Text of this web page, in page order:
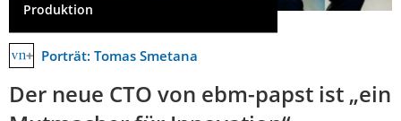
Produktion
Porträt: Tomas Smetana
Der neue CTO von ebm-papst ist „ein